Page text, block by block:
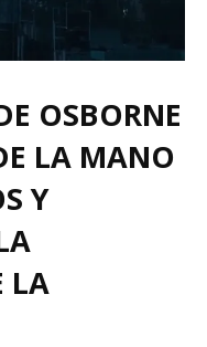
OSBORNE
LA MANO
Y
LA